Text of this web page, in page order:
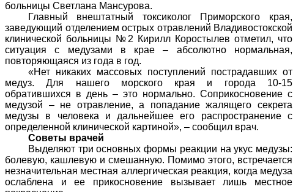
больницы Светлана Мансурова.
Главный внештатный токсиколог Приморского края,
заведующий отделением острых отравлений Владивостокской
клинической больницы №2 Кирилл Коростылев отметил, что
ситуация с медузами в крае – абсолютно нормальная,
повторяющаяся из года в год.
«Нет никаких массовых поступлений пострадавших от
медуз. Для нашего морского края и города 10-15
обратившихся в день – это нормально. Соприкосновение с
медузой – не отравление, а попадание жалящего секрета
медузы в человека и дальнейшее его распространение с
определенной клинической картиной», – сообщил врач.
Советы врачей
Выделяют три основных формы реакции на укус медузы:
болевую, кашлевую и смешанную. Помимо этого, встречается
незначительная местная аллергическая реакция, когда медуза
ослаблена и ее прикосновение вызывает лишь местное